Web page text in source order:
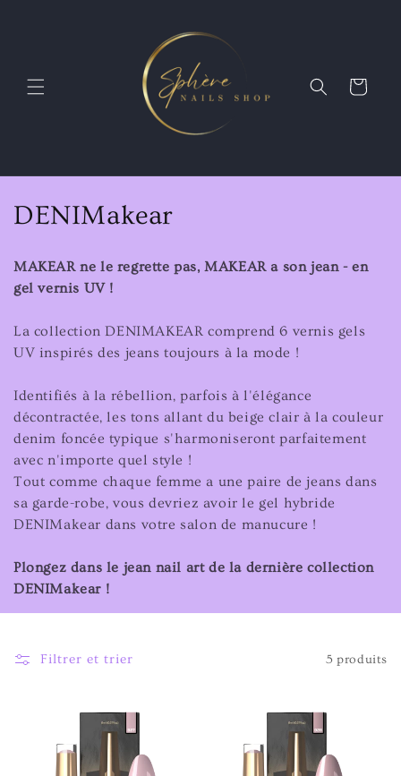
Panier
C
l
l
e
c
t
i
o
n
:
DENIMakear
MAKEAR ne le regrette pas, MAKEAR a son jean - en
gel vernis UV !
La collection DENIMAKEAR comprend 6 vernis gels
UV inspirés des jeans toujours à la mode !
Identifiés à la rébellion, parfois à l'élégance
décontractée, les tons allant du beige clair à la couleur
denim foncée typique s'harmoniseront parfaitement
avec n'importe quel style !
Tout comme chaque femme a une paire de jeans dans
sa garde-robe, vous devriez avoir le gel hybride
DENIMakear dans votre salon de manucure !
Plongez dans le jean nail art de la dernière collection
DENIMakear !
Filtrer et trier 5 produits